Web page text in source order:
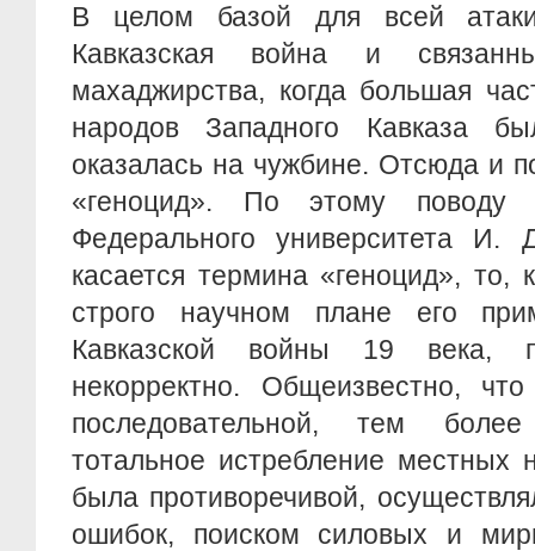
В целом базой для всей
Кавказская война и
махаджирства, когда большая
народов Западного Кавказа
оказалась на чужбине. Отсюда и
«геноцид». По этому поводу
Федерального университета И.
касается термина «геноцид», то,
строго научном плане его
Кавказской войны 19 века,
некорректно. Общеизвестно,
последовательной, тем
тотальное истребление местных
была противоречивой,
ошибок, поиском силовых и